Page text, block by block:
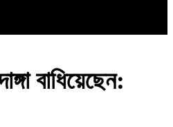
বাধিয়েছেন: